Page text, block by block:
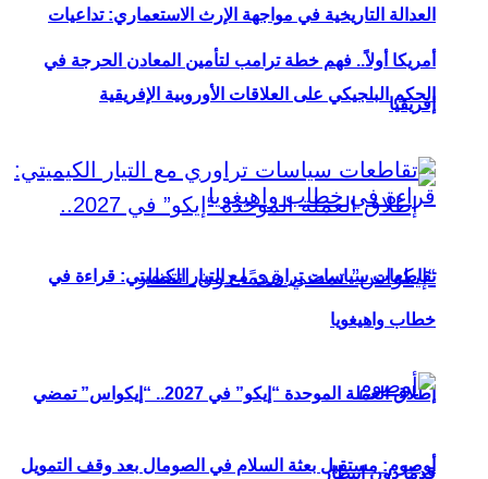
العدالة التاريخية في مواجهة الإرث الاستعماري: تداعيات
الحكم البلجيكي على العلاقات الأوروبية الإفريقية
إطلاق العملة الموحدة “إيكو” في 2027.. “إيكواس” تمضي
قدمًا دون انتظار
أمريكا أولاً.. فهم خطة ترامب لتأمين المعادن الحرجة في
إفريقيا
تقاطعات سياسات تراوري مع التيار الكيميتي: قراءة في
خطاب واهيغويا
أوصوم: مستقبل بعثة السلام في الصومال بعد وقف التمويل